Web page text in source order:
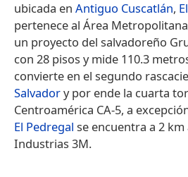
ubicada en Antiguo Cuscatlán,
pertenece al Área Metropolitana
un proyecto del salvadoreño
con 28 pisos y mide 110.3​
convierte en el segundo
Salvador y por ende la cuarta
Centroamérica CA-5, a
El Pedregal se encuentra a 2
Industrias 3M.